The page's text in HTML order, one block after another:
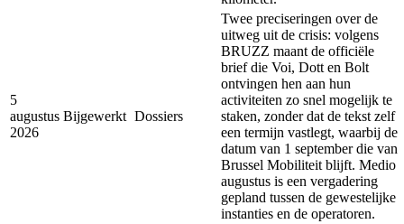
5
augustus
2026
Bijgewerkt Dossiers
Twee preciseringen over de
uitweg uit de crisis: volgens
BRUZZ maant de officiële
brief die Voi, Dott en Bolt
ontvingen hen aan hun
activiteiten zo snel mogelijk te
staken, zonder dat de tekst zelf
een termijn vastlegt, waarbij de
datum van 1 september die van
Brussel Mobiliteit blijft. Medio
augustus is een vergadering
gepland tussen de gewestelijke
instanties en de operatoren.